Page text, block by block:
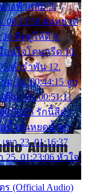
างฟ้าสลัม 3.
00:13:58 ฝนหยาด
คิดดูให้ดี 8.
อนใจโดนกรีด 10.
คำรำพัน 12.
ม 14. 00:44:15 จูบ
อะ 16. 00:51:11
รักนี้สีดำ
ดน้ำฝนหยดน้ำตา
ขา 23. 01:16:37
01:23:06 หัวใจ
ร (Official Audio)